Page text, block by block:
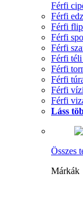
Férfi
Férfi
Férfi
Férfi
Férfi
Férfi téli
Férfi
Férfi
Férfi
Férfi
Láss
Összes
Márkák